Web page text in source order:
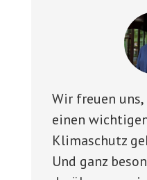
Wir freuen
einen
Klimaschutz
Und ganz